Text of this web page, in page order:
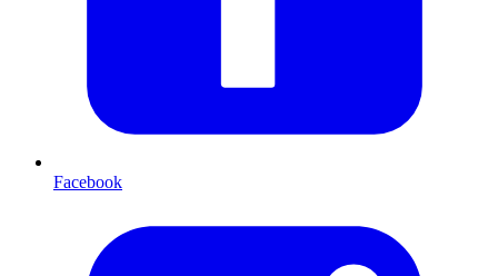
Facebook